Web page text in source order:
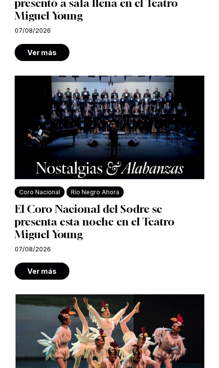
presentó a sala llena en el Teatro
Miguel Young
07/08/2026
Ver más
Coro Nacional Río Negro Ahora
El Coro Nacional del Sodre se
presenta esta noche en el Teatro
Miguel Young
07/08/2026
Ver más